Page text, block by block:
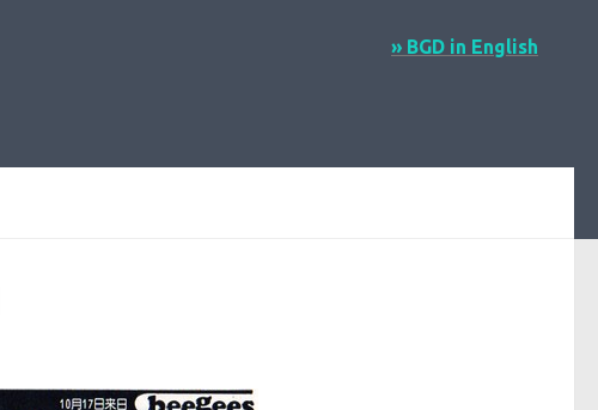
» BGD in English